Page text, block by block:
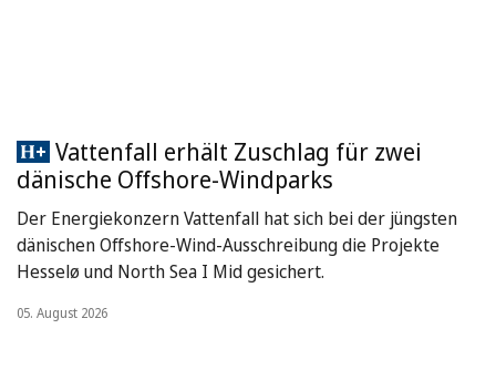
Vattenfall erhält Zuschlag für zwei
dänische Offshore-Windparks
Der Energiekonzern Vattenfall hat sich bei der jüngsten
dänischen Offshore-Wind-Ausschreibung die Projekte
Hesselø und North Sea I Mid gesichert.
05. August 2026